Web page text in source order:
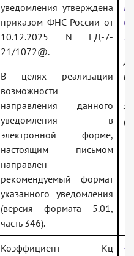
уведомления утверждена
приказом ФНС России от
10.12.2025 N ЕД-7-
21/1072@.
В целях реализации
возможности
направления данного
уведомления в
электронной форме,
настоящим письмом
направлен
рекомендуемый формат
указанного уведомления
(версия формата 5.01,
часть 346).
—
Коэффициент Кц